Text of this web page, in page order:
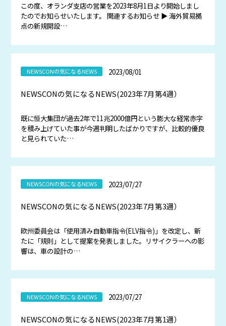
この度、オランダ支店の営業を2023年8月1日より開始しまし
たのでお知らせいたします。 関連するお知らせ ▶ 海外貿易拠
点の新規開設…
NEWSCONの気になるNEWS 2023/08/01
NEWSCONの気になるNEWS(2023年7月第4週）
既に恒大集団が過去2年で11兆2000億円という膨大な経常赤字
を積み上げていた事が今週判明したばかりですが、比較的優良
と見られていた…
NEWSCONの気になるNEWS 2023/07/27
NEWSCONの気になるNEWS(2023年7月第3週）
欧州委員会は「使用済み自動車指令(ELV指令)」を改定し、新
たに「規則」として提案を発表しました。リサイクラーへの影
響は、車の設計の…
NEWSCONの気になるNEWS 2023/07/27
NEWSCONの気になるNEWS(2023年7月第1週）